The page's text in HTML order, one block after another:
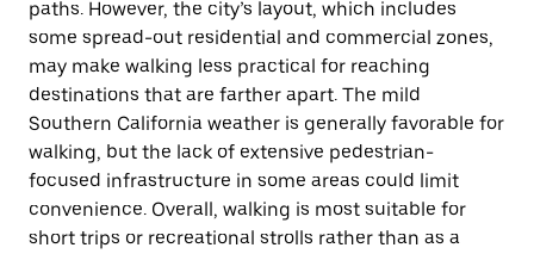
paths. However, the city’s layout, which includes
some spread-out residential and commercial zones,
may make walking less practical for reaching
destinations that are farther apart. The mild
Southern California weather is generally favorable for
walking, but the lack of extensive pedestrian-
focused infrastructure in some areas could limit
convenience. Overall, walking is most suitable for
short trips or recreational strolls rather than as a